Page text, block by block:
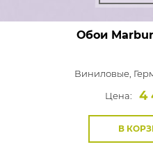
Обои
Виниловые,
Цена:
4
В